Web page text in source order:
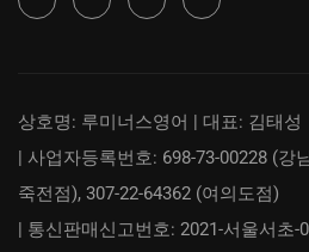
상호명: 루미너스영어 | 대표: 김태성
| 사업자등록번호: 698-73-00228 (강
죽전점), 307-22-64362 (여의도점)
| 통신판매신고번호: 2021-서울서초-